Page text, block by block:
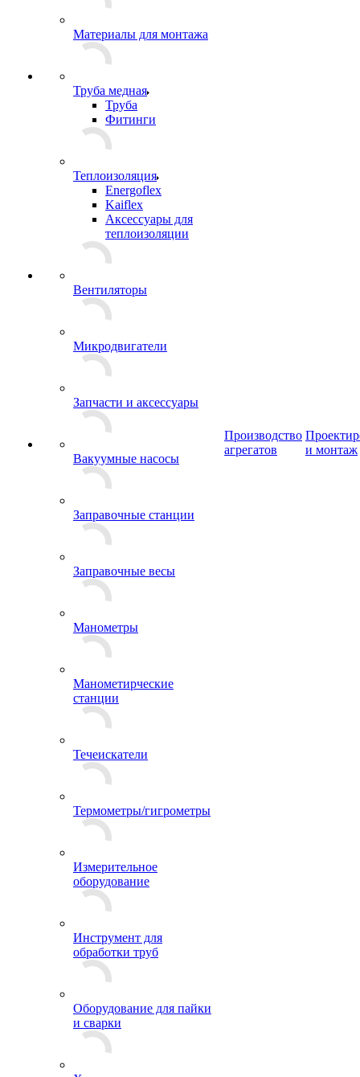
Материалы для монтажа
Труба медная
Труба
Фитинги
Теплоизоляция
Energoflex
Kaiflex
Аксессуары для
теплоизоляции
Вентиляторы
Микродвигатели
Запчасти и аксессуары
Вакуумные насосы
Заправочные станции
Заправочные весы
Манометры
Манометирческие
станции
Течеискатели
Термометры/гигрометры
Измерительное
оборудование
Инструмент для
обработки труб
Оборудование для пайки
и сварки
Производство
агрегатов
и монтаж